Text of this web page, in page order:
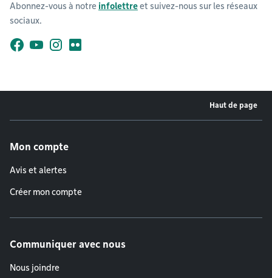
Abonnez-vous à notre infolettreet suivez-nous sur les réseaux
sociaux.
Haut de page
Mon compte
Avis et alertes
Créer mon compte
Communiquer avec nous
Nous joindre